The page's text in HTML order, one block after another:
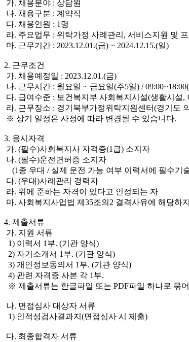
가. 채용분야 : 상담원
나. 채용구분 : 계약직
다. 채용인원 : 1명
라. 주요업무 : 위탁가정 사례관리, 서비스지원 및
마. 근무기간 : 2023.12.01.(금) ~ 2024.12.15.(일)
2. 근무조건
가. 채용예정일 : 2023.12.01.(금)
나. 근무시간 : 월요일 ~ 금요일(주5일) /
다. 급여수준 : 보건복지부 사회복지시설(생활시설,
라. 근무장소 : 경기북부가정위탁지원센터(경기도
※ 상기 일정은 사정에 따라 변경될 수 있습니다.
3. 응시자격
가. (필수)사회복지사 자격증(1급) 소지자
나. (필수)운전면허증 소지자
(1종 우대 / 실제 운전 가능 여부 이력서에 필수기
다. (우대)사례관리 경력자
라. 위에 준하는 자격이 있다고 인정되는 자
마. 사회복지사업법 제35조의2 결격사유에 해당하
4. 제출서류
가. 지원 서류
1) 이력서 1부. (기관 양식)
2) 자기소개서 1부. (기관 양식)
3) 개인정보동의서 1부. (기관 양식)
4) 관련 자격증 사본 각 1부.
※ 제출서류는 한글파일 또는 PDF파일 하나로 묶
나. 면접심사 대상자 서류
1) 인적성검사결과지(면접심사 시 제출)
다. 최종합격자 서류